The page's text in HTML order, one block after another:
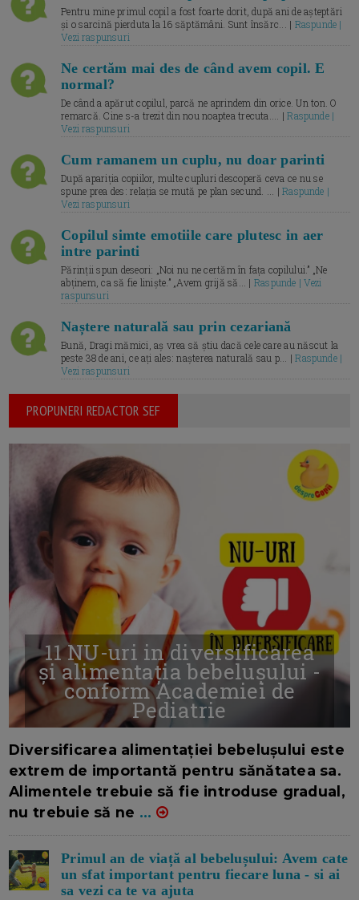
Pentru mine primul copil a fost foarte dorit, după ani de așteptări
și o sarcină pierduta la 16 săptămâni. Sunt însărc... | Raspunde |
Vezi raspunsuri
Ne certăm mai des de când avem copil. E
normal?
De când a apărut copilul, parcă ne aprindem din orice. Un ton. O
remarcă. Cine s-a trezit din nou noaptea trecuta.... |Raspunde |
Vezi raspunsuri
Cum ramanem un cuplu, nu doar parinti
După apariția copiilor, multe cupluri descoperă ceva ce nu se
spune prea des: relația se mută pe plan secund. ... |Raspunde |
Vezi raspunsuri
Copilul simte emotiile care plutesc in aer
intre parinti
Părinții spun deseori: „Noi nu ne certăm în fața copilului.” „Ne
abținem, ca să fie liniște.” „Avem grijă să... | Raspunde | Vezi
raspunsuri
Naștere naturală sau prin cezariană
Bună, Dragi mămici, aș vrea să știu dacă cele care au născut la
peste 38 de ani, ce ați ales: nașterea naturală sau p... |Raspunde |
Vezi raspunsuri
PROPUNERI REDACTOR SEF
11 NU-uri in diversificarea
și alimentația bebelușului -
conform Academiei de
Pediatrie
Diversificarea alimentației bebelușului este
extrem de importantă pentru sănătatea sa.
Alimentele trebuie să fie introduse gradual,
nu trebuie să ne ...
Primul an de viață al bebelușului: Avem cate
un sfat important pentru fiecare luna - si ai
sa vezi ca te va ajuta